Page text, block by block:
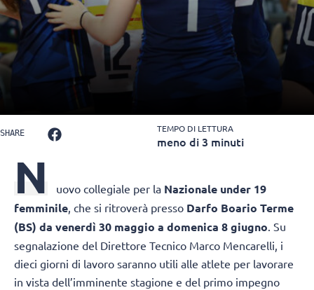
SHARE TEMPO DI LETTURA
meno di 3 minuti
N uovo collegiale per la Nazionale under 19
femminile, che si ritroverà presso Darfo Boario Terme
(BS) da venerdì 30 maggio a domenica 8 giugno. Su
segnalazione del Direttore Tecnico Marco Mencarelli, i
dieci giorni di lavoro saranno utili alle atlete per lavorare
in vista dell’imminente stagione e del primo impegno